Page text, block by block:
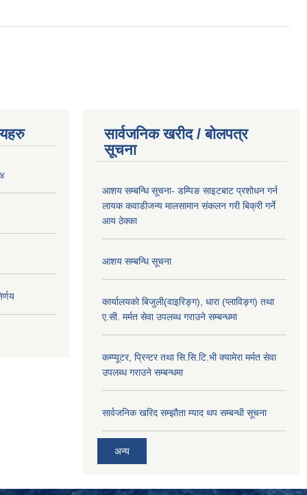
सार्वजनिक खरीद / बोलपत्र
सूचना
आशय सम्बन्धि सूचना- डम्पिङ साइटबाट प्रशोधन गर्न
लायक कवाडीजन्य मालसामान संकलन गरी बिक्री गर्ने
आय ठेक्का
आशय सम्बन्धि सूचना
कार्यालयको बिजुली(वाइरिङ्ग), धारा (प्लाविङ्ग) तथा
ए.सी. मर्मत सेवा उपलब्ध गराउने सम्बन्धमा
कम्प्यूटर, प्रिन्टर तथा सि.सि.टि.भी क्यामेरा मर्मत सेवा
उपलब्ध गराउने सम्बन्धमा
सार्वजनिक खरिद सम्झौता म्याद थप सम्बन्धी सूचना
अन्य